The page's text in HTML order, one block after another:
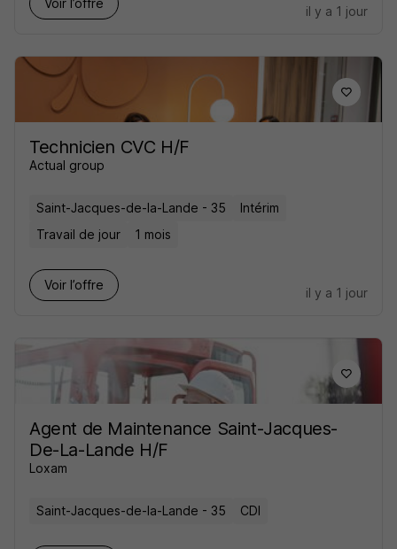
Voir l’offre
il y a 1 jour
Technicien CVC H/F
Actual group
Saint-Jacques-de-la-Lande - 35
Intérim
Travail de jour
1 mois
Voir l’offre
il y a 1 jour
Agent de Maintenance Saint-Jacques-
De-La-Lande H/F
Loxam
Saint-Jacques-de-la-Lande - 35 CDI